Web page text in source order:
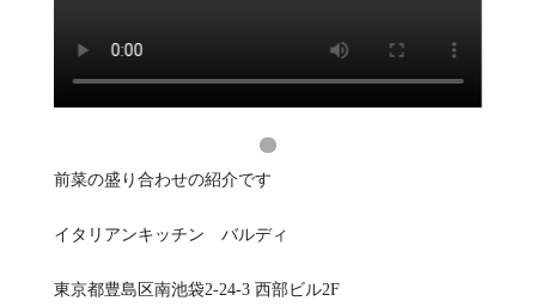
前菜の盛り合わせの紹介です
イタリアンキッチン バルディ
東京都豊島区南池袋2-24-3 西部ビル2F